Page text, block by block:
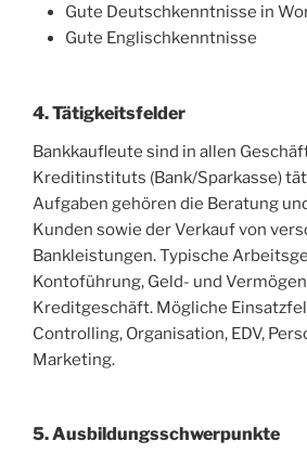
Gute Deutschkenntnisse in
Gute Englischkenntnisse
4. Tätigkeitsfelder
Bankkaufleute sind in allen
Kreditinstituts (Bank/Sparkasse)
Aufgaben gehören die Beratung
Kunden sowie der Verkauf von
Bankleistungen. Typische
Kontoführung, Geld- und
Kreditgeschäft. Mögliche
Controlling, Organisation, EDV,
Marketing.
5. Ausbildungsschwerpunkte